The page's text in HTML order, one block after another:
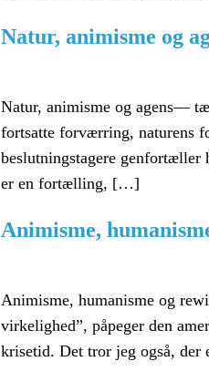
Natur, animisme og
Natur, animisme og agens—
fortsatte forværring, naturens
beslutningstagere
er en fortælling, […]
Animisme,
Animisme, humanisme og
virkelighed”, påpeger den
krisetid. Det tror jeg også,